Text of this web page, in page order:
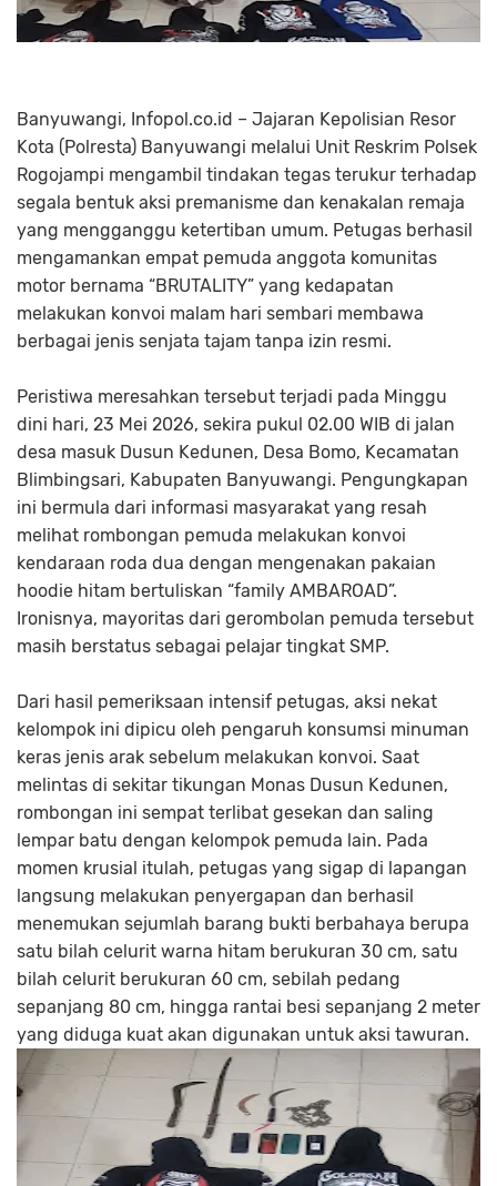
Banyuwangi, Infopol.co.id – Jajaran Kepolisian Resor
Kota (Polresta) Banyuwangi melalui Unit Reskrim Polsek
Rogojampi mengambil tindakan tegas terukur terhadap
segala bentuk aksi premanisme dan kenakalan remaja
yang mengganggu ketertiban umum. Petugas berhasil
mengamankan empat pemuda anggota komunitas
motor bernama “BRUTALITY” yang kedapatan
melakukan konvoi malam hari sembari membawa
berbagai jenis senjata tajam tanpa izin resmi.
Peristiwa meresahkan tersebut terjadi pada Minggu
dini hari, 23 Mei 2026, sekira pukul 02.00 WIB di jalan
desa masuk Dusun Kedunen, Desa Bomo, Kecamatan
Blimbingsari, Kabupaten Banyuwangi. Pengungkapan
ini bermula dari informasi masyarakat yang resah
melihat rombongan pemuda melakukan konvoi
kendaraan roda dua dengan mengenakan pakaian
hoodie hitam bertuliskan “family AMBAROAD”.
Ironisnya, mayoritas dari gerombolan pemuda tersebut
masih berstatus sebagai pelajar tingkat SMP.
Dari hasil pemeriksaan intensif petugas, aksi nekat
kelompok ini dipicu oleh pengaruh konsumsi minuman
keras jenis arak sebelum melakukan konvoi. Saat
melintas di sekitar tikungan Monas Dusun Kedunen,
rombongan ini sempat terlibat gesekan dan saling
lempar batu dengan kelompok pemuda lain. Pada
momen krusial itulah, petugas yang sigap di lapangan
langsung melakukan penyergapan dan berhasil
menemukan sejumlah barang bukti berbahaya berupa
satu bilah celurit warna hitam berukuran 30 cm, satu
bilah celurit berukuran 60 cm, sebilah pedang
sepanjang 80 cm, hingga rantai besi sepanjang 2 meter
yang diduga kuat akan digunakan untuk aksi tawuran.